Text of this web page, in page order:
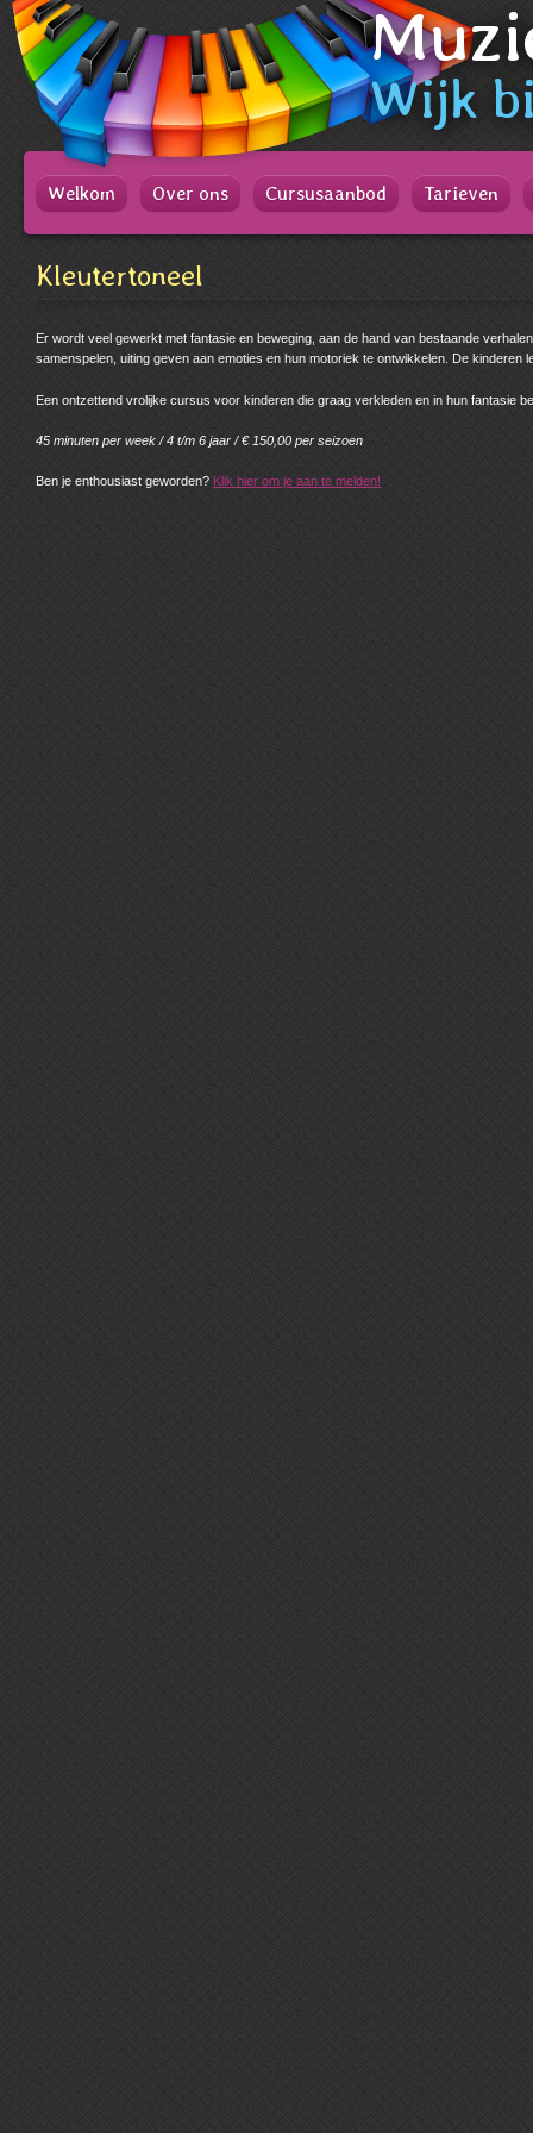
Spring
naar
Spring
naar
de
inhoud
Spring
naar
hoofdmenu
Wijk
Kleutertoneel
Er wordt veel gewerkt met fantasie en beweging, aan de hand van bestaande
samenspelen, uiting geven aan emoties en hun motoriek te ontwikkelen. De kinderen
Een ontzettend vrolijke cursus voor kinderen die graag verkleden en in hun fantasie
45 minuten per week / 4 t/m 6 jaar / € 150,00 per seizoen
Ben je enthousiast geworden? Klik hier om je aan te melden!
Welkom Over ons Cursusaanbod Tarieven